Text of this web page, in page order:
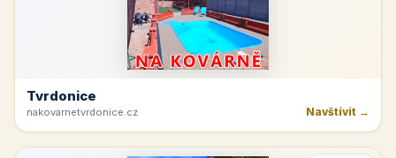
Tvrdonice
nakovarnetvrdonice.cz Navštívit →